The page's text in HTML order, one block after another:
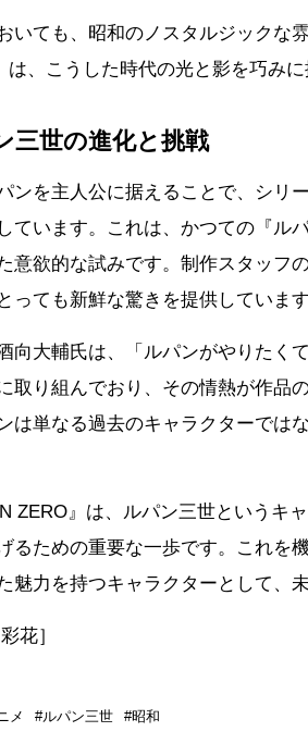
いても、昭和のノスタルジックな
は、こうした時代の光と影を巧み
三世の進化と挑戦
ンを主人公に据えることで、シリ
ています。これは、かつての『ル
意欲的な試みです。制作スタッフ
っても新鮮な驚きを提供しています
向大輔氏は、「ルパンがやりたく
取り組んでおり、その情熱が作品
は単なる過去のキャラクターでは
ZERO』は、ルパン三世というキ
るための重要な一歩です。これを
魅力を持つキャラクターとして、
花］
メ #ルパン三世 #昭和